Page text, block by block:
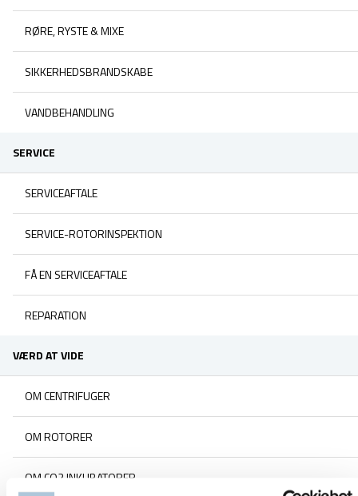
RØRE, RYSTE & MIXE
SIKKERHEDSBRANDSKABE
VANDBEHANDLING
SERVICE
SERVICEAFTALE
SERVICE-ROTORINSPEKTION
FÅ EN SERVICEAFTALE
REPARATION
VÆRD AT VIDE
OM CENTRIFUGER
OM ROTORER
OM CO2 INKUBATORER